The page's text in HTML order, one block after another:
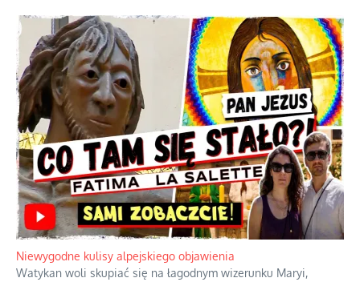
Niewygodne kulisy alpejskiego objawienia
Watykan woli skupiać się na łagodnym wizerunku Maryi,